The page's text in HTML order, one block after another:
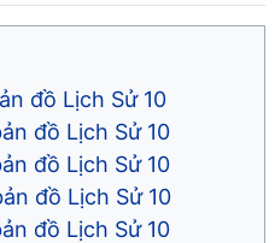
đồ Lịch Sử 10
đồ Lịch Sử 10
đồ Lịch Sử 10
đồ Lịch Sử 10
đồ Lịch Sử 10